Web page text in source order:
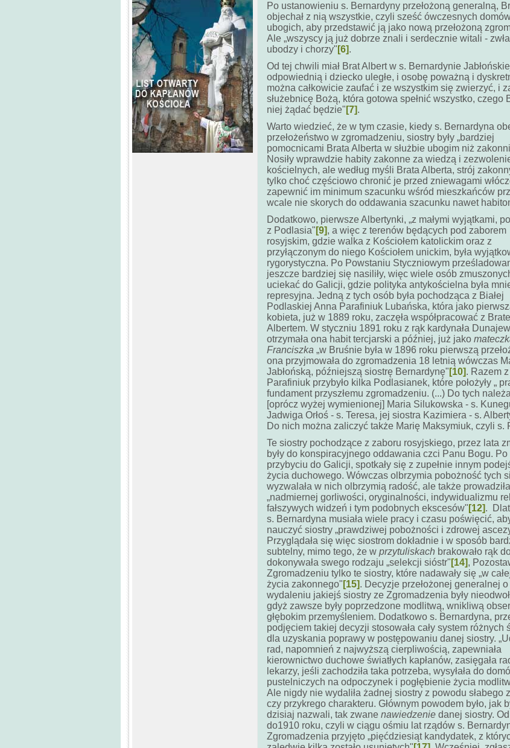
Po ustanowieniu s. Bernardyny przełożoną generalną,
objechał z nią wszystkie, czyli sześć ówczesnych
ubogich, aby przedstawić ją jako nową przełożoną
Ale „wszyscy ją już dobrze znali i serdecznie witali -
ubodzy i chorzy" [6].
Od tej chwili miał Brat Albert w s. Bernardynie
odpowiednią i dziecko uległe, i osobę poważną i
można całkowicie zaufać i ze wszystkim się zwierzyć, i
służebnicę Bożą, która gotowa spełnić wszystko, czego
niej żądać będzie" [7].
Warto wiedzieć, że w tym czasie, kiedy s. Bernardyna
przełożeństwo w zgromadzeniu, siostry były „bardziej
pomocnicami Brata Alberta w służbie ubogim niż
Nosiły wprawdzie habity zakonne za wiedzą i
kościelnych, ale według myśli Brata Alberta, strój
tylko choć częściowo chronić je przed zniewagami
zapewnić im minimum szacunku wśród mieszkańców
wcale nie skorych do oddawania szacunku nawet
Dodatkowo, pierwsze Albertynki, „z małymi wyjątkami,
z Podlasia" [9], a więc z terenów będących pod zaborem
rosyjskim, gdzie walka z Kościołem katolickim oraz z
przyłączonym do niego Kościołem unickim, była
rygorystyczna. Po Powstaniu Styczniowym
jeszcze bardziej się nasiliły, więc wiele osób
uciekać do Galicji, gdzie polityka antykościelna była
represyjna. Jedną z tych osób była pochodząca z Białej
Podlaskiej Anna Parafiniuk Lubańska, która jako
kobieta, już w 1889 roku, zaczęła współpracować z
Albertem. W styczniu 1891 roku z rąk kardynała
otrzymała ona habit tercjarski a później, już jako
Franciszka „w Bruśnie była w 1896 roku pierwszą
ona przyjmowała do zgromadzenia 18 letnią wówczas
Jabłońską, późniejszą siostrę Bernardynę" [10]. Razem
Parafiniuk przybyło kilka Podlasianek, które położyły „
fundament przyszłemu zgromadzeniu. (...) Do tych
[oprócz wyżej wymienionej] Maria Silukowska - s.
Jadwiga Orłoś - s. Teresa, jej siostra Kazimiera - s.
Do nich można zaliczyć także Marię Maksymiuk, czyli s.
Te siostry pochodzące z zaboru rosyjskiego, przez lata
były do konspiracyjnego oddawania czci Panu Bogu. Po
przybyciu do Galicji, spotkały się z zupełnie innym
życia duchowego. Wówczas olbrzymia pobożność tych
wyzwalała w nich olbrzymią radość, ale także
„nadmiernej gorliwości, oryginalności, indywidualizmu
fałszywych widzeń i tym podobnych ekscesów" [12].
s. Bernardyna musiała wiele pracy i czasu poświęcić,
nauczyć siostry „prawdziwej pobożności i zdrowej
Przyglądała się więc siostrom dokładnie i w sposób
subtelny, mimo tego, że w przytuliskach brakowało rąk
dokonywała swego rodzaju „selekcji sióstr" [14],
Zgromadzeniu tylko te siostry, które nadawały się „w
życia zakonnego" [15]. Decyzje przełożonej generalnej o
wydaleniu jakiejś siostry ze Zgromadzenia były
gdyż zawsze były poprzedzone modlitwą, wnikliwą
głębokim przemyśleniem. Dodatkowo s. Bernardyna,
podjęciem takiej decyzji stosowała cały system różnych
dla uzyskania poprawy w postępowaniu danej siostry.
rad, napomnień z najwyższą cierpliwością, zapewniała
kierownictwo duchowe światłych kapłanów, zasięgała
lekarzy, jeśli zachodziła taka potrzeba, wysyłała do
pustelniczych na odpoczynek i pogłębienie życia
Ale nigdy nie wydaliła żadnej siostry z powodu słabego
czy przykrego charakteru. Głównym powodem było, jak
dzisiaj nazwali, tak zwane nawiedzenie danej siostry.
do1910 roku, czyli w ciągu ośmiu lat rządów s.
Zgromadzenia przyjęto „pięćdziesiąt kandydatek, z